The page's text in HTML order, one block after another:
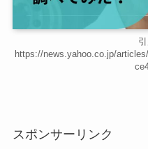
https://news.yahoo.co.jp/
スポンサーリンク